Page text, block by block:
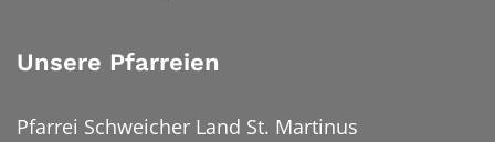
Unsere Pfarreien
Pfarrei Schweicher Land St. Martinus